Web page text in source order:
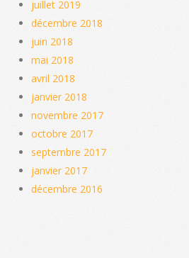
juillet 2019
décembre 2018
juin 2018
mai 2018
avril 2018
janvier 2018
novembre 2017
octobre 2017
septembre 2017
janvier 2017
décembre 2016